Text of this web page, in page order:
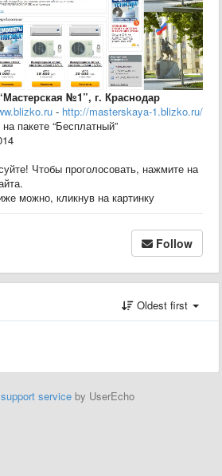
№1”, г. Краснодар
- http://masterskaya-1.blizko.ru/
пакете “Бесплатный”
Чтобы проголосовать, нажмите на
можно, кликнув на картинку
Follow
Oldest first
service by UserEcho